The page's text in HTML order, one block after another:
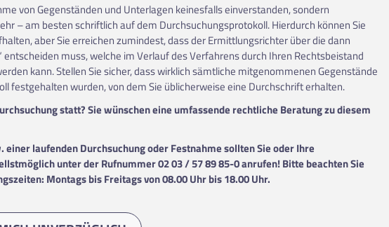
von Gegenständen und Unterlagen keinesfalls einverstanden, sondern
– am besten schriftlich auf dem Durchsuchungsprotokoll. Hierdurch können Sie
aber Sie erreichen zumindest, dass der Ermittlungsrichter über die dann
muss, welche im Verlauf des Verfahrens durch Ihren Rechtsbeistand
kann. Stellen Sie sicher, dass wirklich sämtliche mitgenommenen Gegenstände
festgehalten wurden, von dem Sie üblicherweise eine Durchschrift erhalten.
statt?Sie wünschen eine umfassende rechtliche Beratung zu diesem
einer laufenden Durchsuchung oder Festnahme sollten Sie oder Ihre
unter der Rufnummer 02 03 / 57 89 85-0 anrufen! Bitte beachten Sie
Montags bis Freitags von 08.00 Uhr bis 18.00 Uhr.